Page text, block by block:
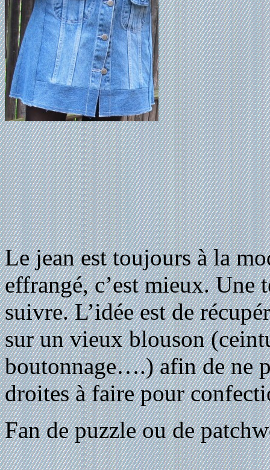
Le jean est toujours à la
effrangé, c’est mieux. Une
suivre. L’idée est de
sur un vieux blouson
boutonnage….) afin de ne
droites à faire pour
Fan de puzzle ou de